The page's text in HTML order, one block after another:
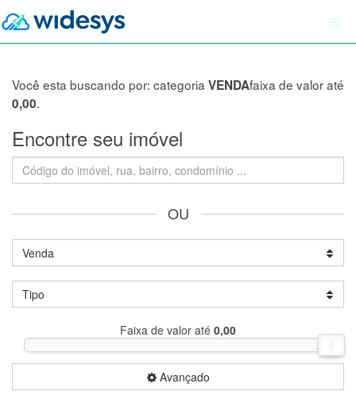
Você esta buscando por: categoria VENDAfaixa de valor até
0,00.
Encontre seu imóvel
OU
Venda
Tipo
Faixa de valor até 0,00
Avançado